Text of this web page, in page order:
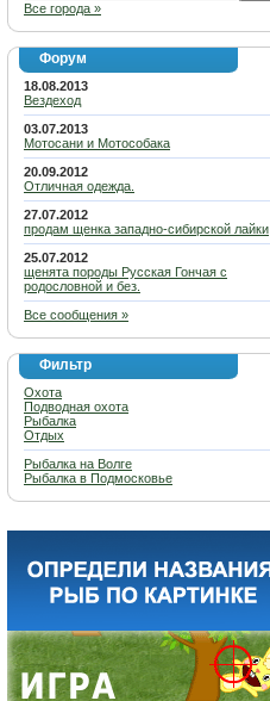
Все города »
Форум
18.08.2013
Вездеход
03.07.2013
Мотосани и Мотособака
20.09.2012
Отличная одежда.
27.07.2012
продам щенка западно-сибирской лайки
25.07.2012
щенята породы Русская Гончая с
родословной и без.
Все сообщения »
Фильтр
Охота
Подводная охота
Рыбалка
Отдых
Рыбалка на Волге
Рыбалка в Подмосковье